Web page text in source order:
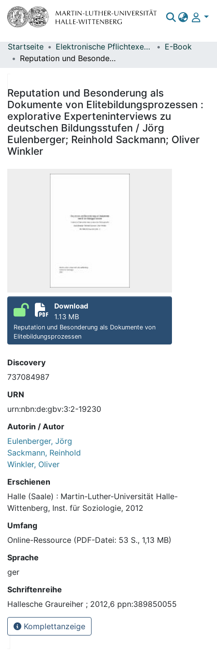
Bereiche & Sammlungen
Statistiken
Startseite Elektronische Pflichtexemplare
E-Book
Reputation und Besonderung als Dokumente von Elitebildungsprozessen : explorative Experteninterviews zu deutschen Bildungsstufen / Jörg Eulenberger; Reinhold Sackmann; Oliver Winkler
Reputation und Besonderung als
Dokumente von Elitebildungsprozessen :
explorative Experteninterviews zu
deutschen Bildungsstufen / Jörg
Eulenberger; Reinhold Sackmann; Oliver
Winkler
Download
1.13 MB
Reputation und Besonderung als Dokumente von
Elitebildungsprozessen
Discovery
737084987
URN
urn:nbn:de:gbv:3:2-19230
Autorin / Autor
Eulenberger, Jörg
Sackmann, Reinhold
Winkler, Oliver
Erschienen
Halle (Saale) : Martin-Luther-Universität Halle-
Wittenberg, Inst. für Soziologie, 2012
Umfang
Online-Ressource (PDF-Datei: 53 S., 1,13 MB)
Sprache
ger
Schriftenreihe
Hallesche Graureiher ; 2012,6 ppn:389850055
Komplettanzeige